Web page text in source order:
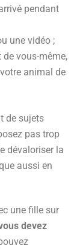
pendant
une vidéo ;
vous-même,
animal de
de sujets
pas trop
dévaloriser la
aussi en
une fille sur
devez